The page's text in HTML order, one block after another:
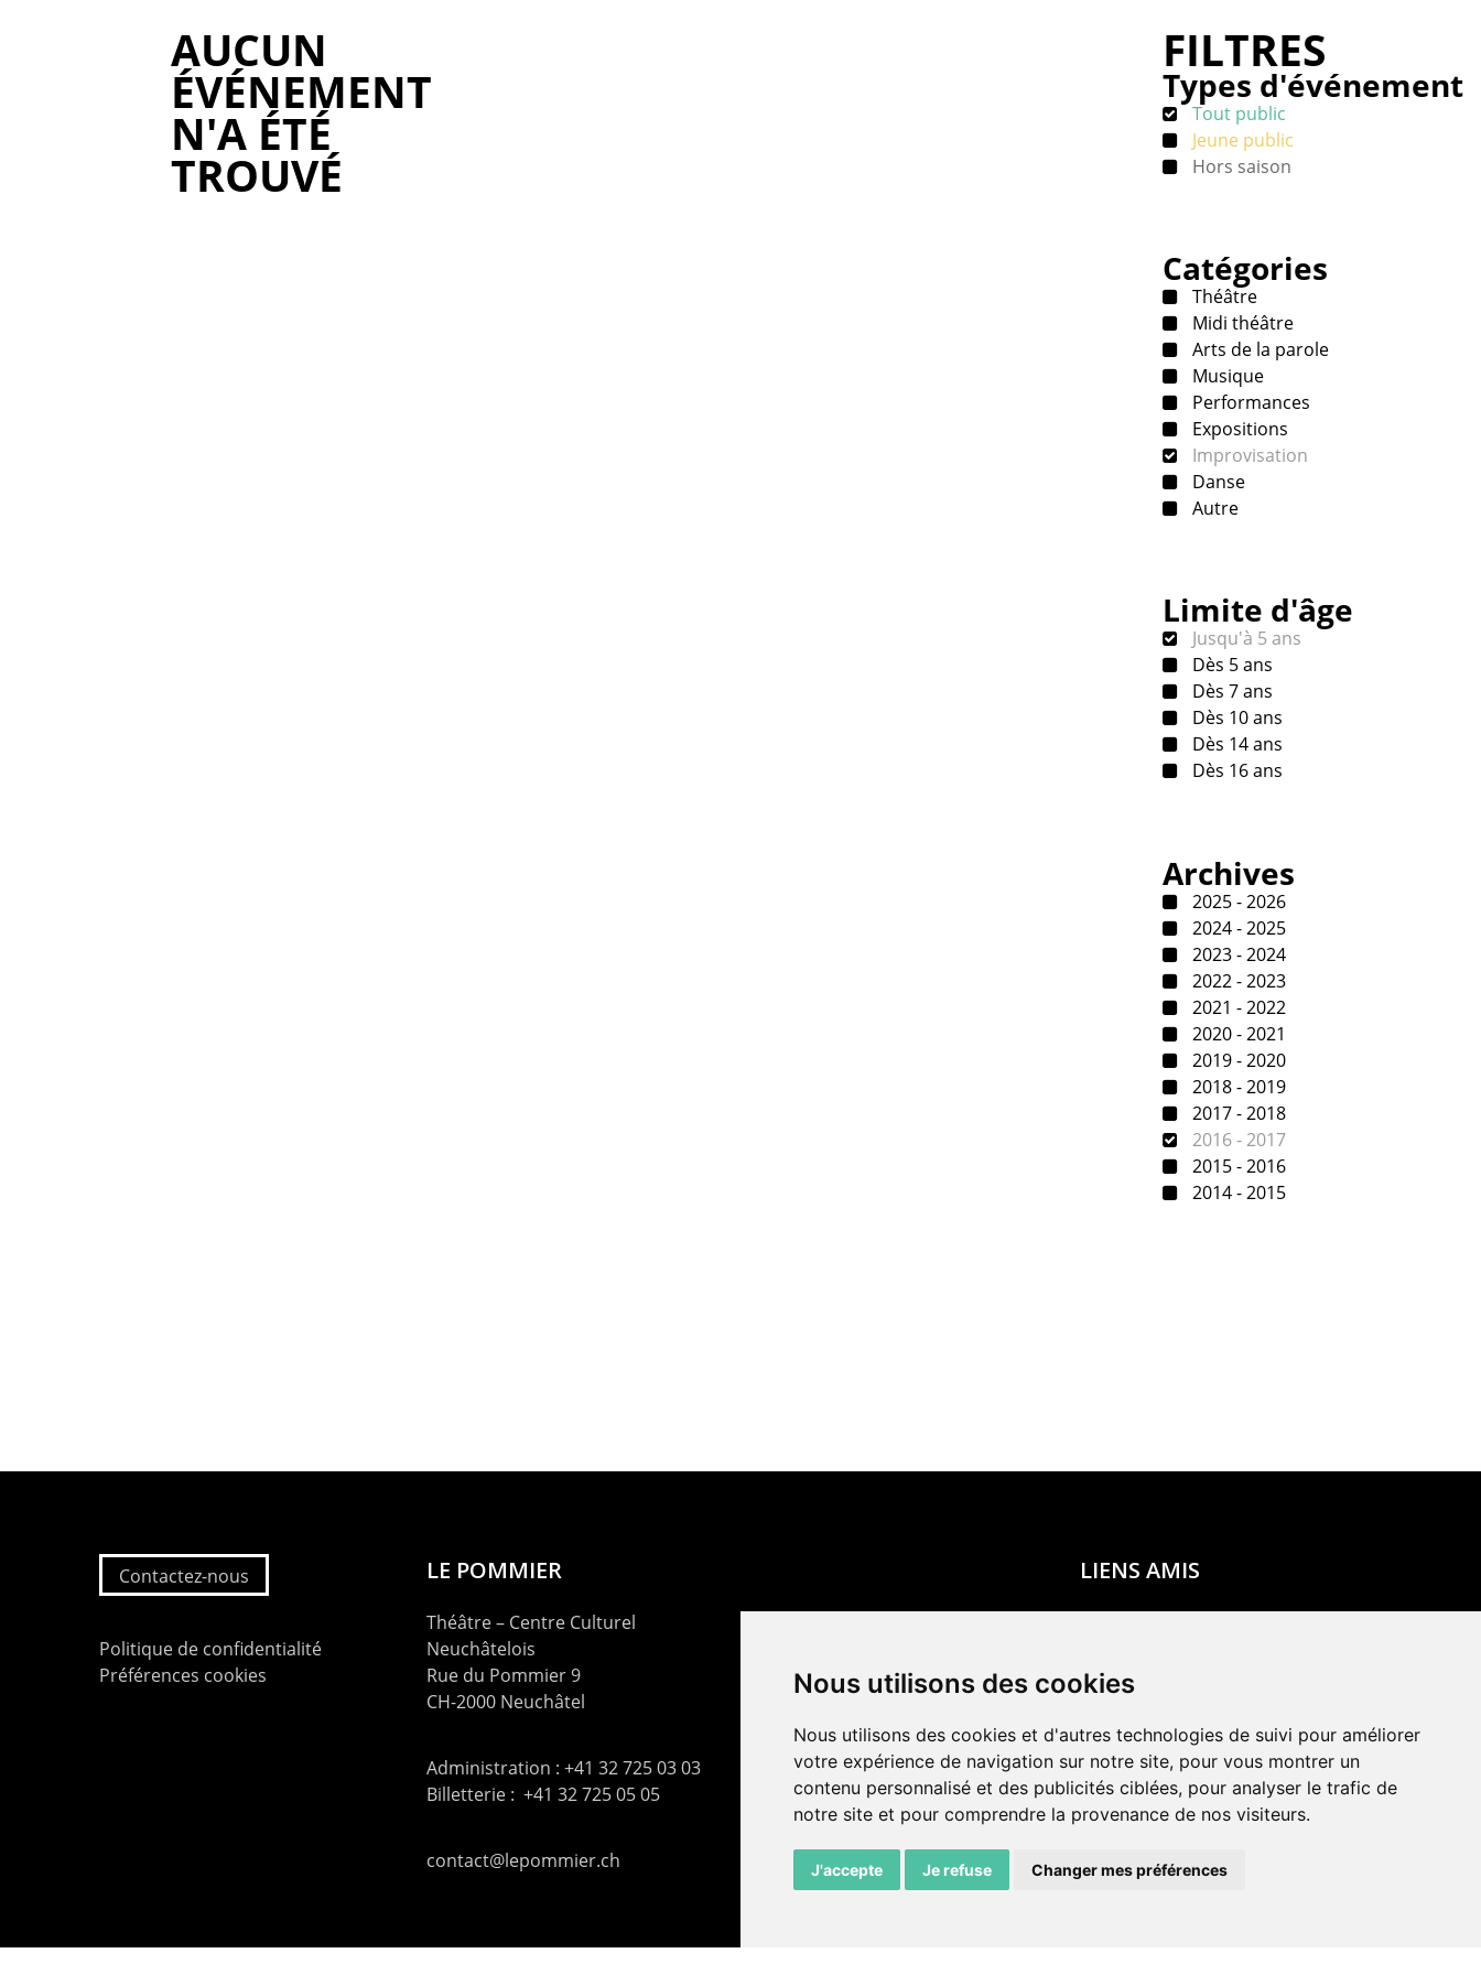
Nous utilisons des cookies
Nous utilisons des cookies et d'autres technologies de suivi pour améliorer
votre expérience de navigation sur notre site, pour vous montrer un
contenu personnalisé et des publicités ciblées, pour analyser le trafic de
notre site et pour comprendre la provenance de nos visiteurs.
J'accepte Je refuse Changer mes préférences
AUCUN
ÉVÉNEMENT
N'A ÉTÉ
TROUVÉ
FILTRES
Types d'événement
Tout public
Jeune public
Hors saison
Catégories
Théâtre
Midi théâtre
Arts de la parole
Musique
Performances
Expositions
Improvisation
Danse
Autre
Limite d'âge
Jusqu'à 5 ans
Dès 5 ans
Dès 7 ans
Dès 10 ans
Dès 14 ans
Dès 16 ans
Archives
2025 - 2026
2024 - 2025
2023 - 2024
2022 - 2023
2021 - 2022
2020 - 2021
2019 - 2020
2018 - 2019
2017 - 2018
2016 - 2017
2015 - 2016
2014 - 2015
Contactez-nous
Politique de confidentialité
Préférences cookies
LE POMMIER
Théâtre – Centre Culturel
Neuchâtelois
Rue du Pommier 9
CH-2000 Neuchâtel
Administration : +41 32 725 03 03
Billetterie : +41 32 725 05 05
contact@lepommier.ch
LIENS AMIS